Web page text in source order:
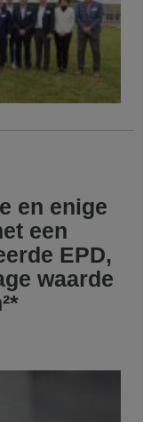
en enige
een
EPD,
waarde